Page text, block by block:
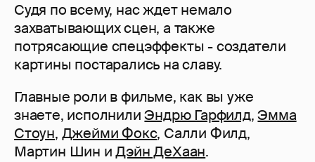
Судя по всему, нас ждет немало
захватывающих сцен, а также
потрясающие спецэффекты - создатели
картины постарались на славу.
Главные роли в фильме, как вы уже
знаете, исполнилиЭндрю Гарфилд,Эмма
Стоун, Джейми Фокс, Салли Филд,
Мартин Шин иДэйн ДеХаан.